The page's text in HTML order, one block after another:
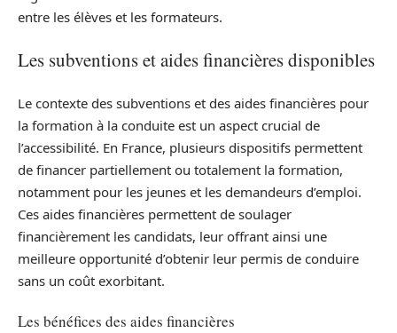
entre les élèves et les formateurs.
Les subventions et aides financières disponibles
Le contexte des subventions et des aides financières pour
la formation à la conduite est un aspect crucial de
l’accessibilité. En France, plusieurs dispositifs permettent
de financer partiellement ou totalement la formation,
notamment pour les jeunes et les demandeurs d’emploi.
Ces aides financières permettent de soulager
financièrement les candidats, leur offrant ainsi une
meilleure opportunité d’obtenir leur permis de conduire
sans un coût exorbitant.
Les bénéfices des aides financières